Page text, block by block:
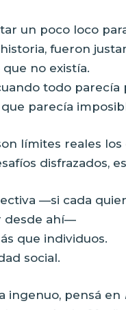
un poco loco
fueron
no existía.
todo parecía
parecía
límites reales
disfrazados,
—si cada
desde ahí—
que individuos.
social.
ingenuo, pensá en